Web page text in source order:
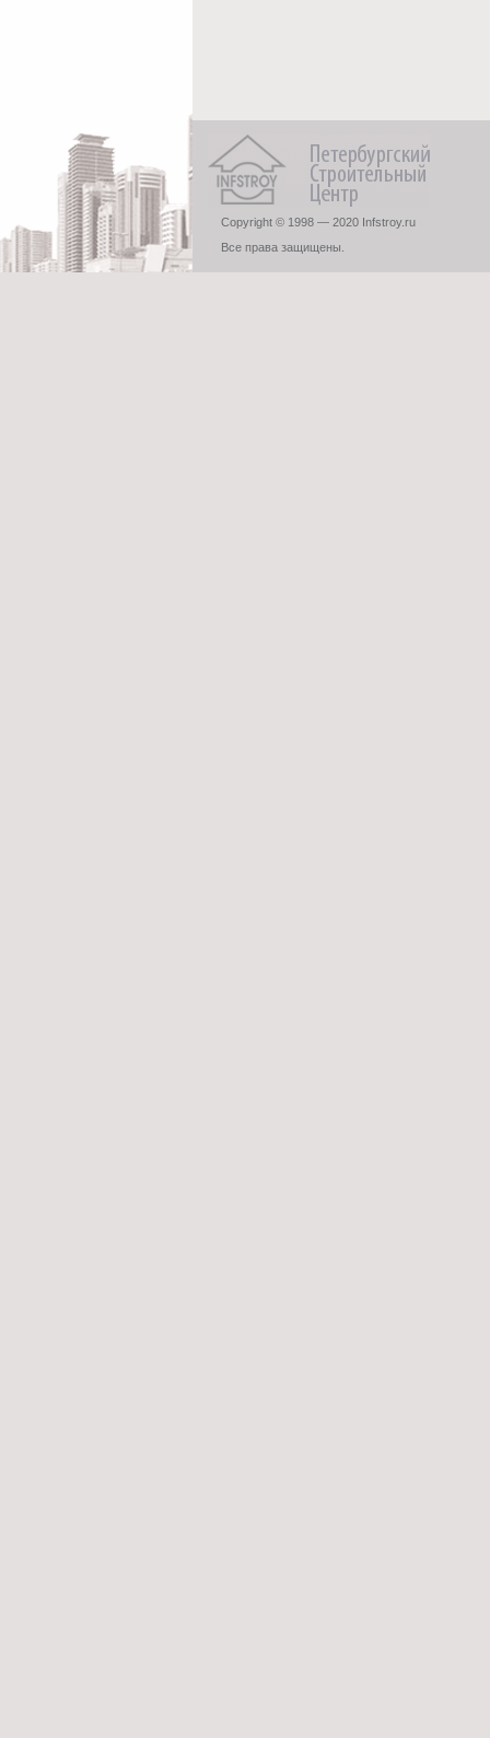
Copyright © 1998 — 2020 Infstroy.ru
Все права защищены.